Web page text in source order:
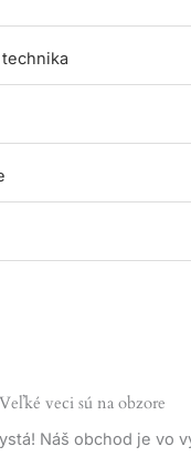
Veľké veci sú na obzore
Náš obchod je vo